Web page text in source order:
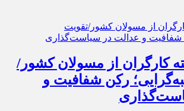
خواسته کارگران از مسولان کشور/
رکن شفافیت و